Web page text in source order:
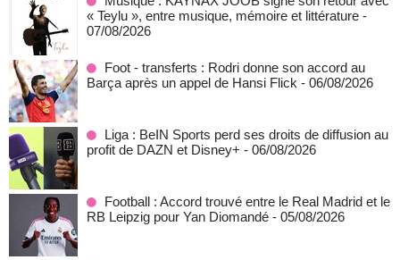
« Teylu », entre musique, mémoire et littérature -
07/08/2026
Foot - transferts : Rodri donne son accord au
Barça après un appel de Hansi Flick - 06/08/2026
Liga : BeIN Sports perd ses droits de diffusion au
profit de DAZN et Disney+ - 06/08/2026
Football : Accord trouvé entre le Real Madrid et le
RB Leipzig pour Yan Diomandé - 05/08/2026